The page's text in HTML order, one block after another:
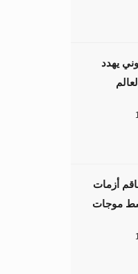
يهدد
أزمات
موجات